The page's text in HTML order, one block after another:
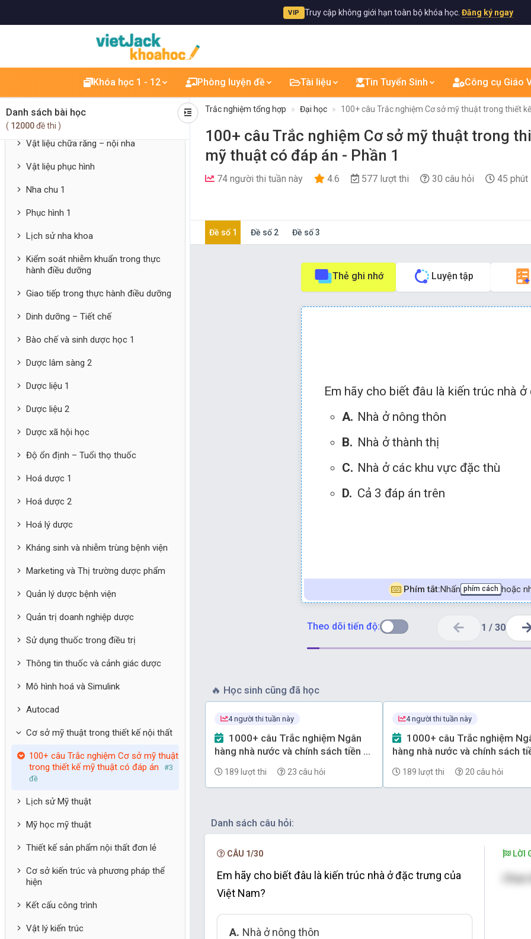
VIP Truy cập không giới hạn toàn bộ khóa học. Đăng ký ngay
Khóa học 1 - 12 Phòng luyện đề Tài liệu Tin Tuyển Sinh Công cụ Giáo
Danh sách bài học
( 12000đề thi )
Giải phẫu răng
Khớp cắn học
Sinh lý răng miệng
Vật liệu chữa răng – nội nha
Vật liệu phục hình
Nha chu 1
Phục hình 1
Lịch sử nha khoa
Kiểm soát nhiễm khuẩn trong thực
hành điều dưỡng
Giao tiếp trong thực hành điều dưỡng
Dinh dưỡng – Tiết chế
Bào chế và sinh dược học 1
Dược lâm sàng 2
Dược liệu 1
Dược liệu 2
Dược xã hội học
Độ ổn định – Tuổi thọ thuốc
Hoá dược 1
Hoá dược 2
Hoá lý dược
Kháng sinh và nhiễm trùng bệnh viện
Marketing và Thị trường dược phẩm
Quản lý dược bệnh viện
Quản trị doanh nghiệp dược
Sử dụng thuốc trong điều trị
Thông tin thuốc và cảnh giác dược
Mô hình hoá và Simulink
Autocad
Cơ sở mỹ thuật trong thiết kế nội thất
100+ câu Trắc nghiệm Cơ sở mỹ thuật
trong thiết kế mỹ thuật có đáp án
#3
đề
Lịch sử Mỹ thuật
Mỹ học mỹ thuật
Thiết kế sản phẩm nội thất đơn lẻ
Cơ sở kiến trúc và phương pháp thể
hiện
Kết cấu công trình
Vật lý kiến trúc
Trắc nghiệm tổng hợp Đại học 100+ câu Trắc nghiệm Cơ sở mỹ thuật trong thiết
100+ câu Trắc nghiệm Cơ sở mỹ thuật trong
mỹ thuật có đáp án - Phần 1
74 người thi tuần này 4.6 577 lượt thi 30 câu hỏi 45 phút
Đề số 1 Đề số 2 Đề số 3
Thẻ ghi nhớ Luyện tập
Em hãy cho biết đâu là kiến trúc nhà
A. Nhà ở nông thôn
B. Nhà ở thành thị
C. Nhà ở các khu vực đặc thù
D. Cả 3 đáp án trên
Phím tắt:Nhấn phím cách hoặc
Chọn đáp án D
Theo dõi tiến độ: 1 / 30
🔥 Học sinh cũng đã học
4 người thi tuần này
hàng nhà nước và chính sách tiền tệ
189 lượt thi 23 câu hỏi
4 người thi tuần này
hàng nhà nước và chính sách
189 lượt thi 20 câu hỏi
Danh sách câu hỏi:
CÂU 1/30
Em hãy cho biết đâu là kiến trúc nhà ở đặc trưng của
Việt Nam?
A. Nhà ở nông thôn
LỜI
Chọn